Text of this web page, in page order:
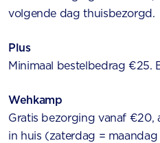
volgende dag thuisbezorgd.
Plus
Minimaal bestelbedrag €25.
Wehkamp
Gratis bezorging vanaf €20,
in huis (zaterdag =